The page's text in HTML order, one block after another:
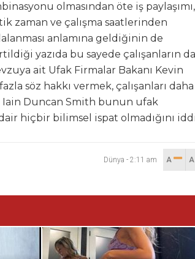
olmasından öte iş paylaşımı,
zaman ve çalışma saatlerinden
anlamına geldiğinin de
yazıda bu sayede çalışanların
ait Ufak Firmalar Bakanı Kevin
söz hakkı vermek, çalışanları daha
Iain Duncan Smith bunun ufak
hiçbir bilimsel ispat olmadığını
Dünya - 2:11 am A